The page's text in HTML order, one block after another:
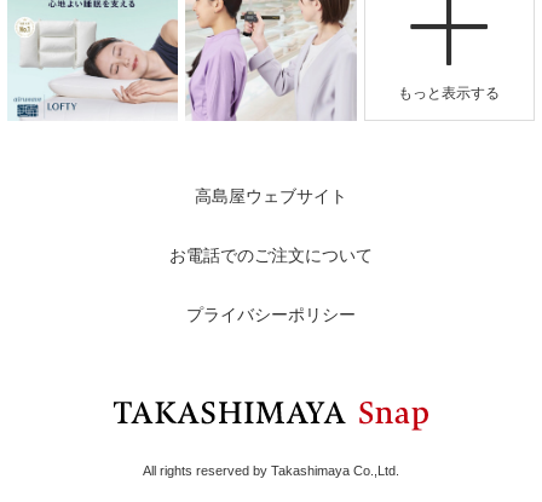
高島屋ウェブサイト
お電話でのご注文について
プライバシーポリシー
All rights reserved by Takashimaya Co.,Ltd.